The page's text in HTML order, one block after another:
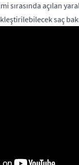
sırasında açılan
saç